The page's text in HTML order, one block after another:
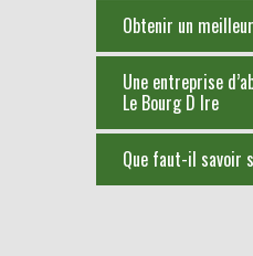
Obtenir un
Une entreprise
Le Bourg D Ire
Que faut-il savoir